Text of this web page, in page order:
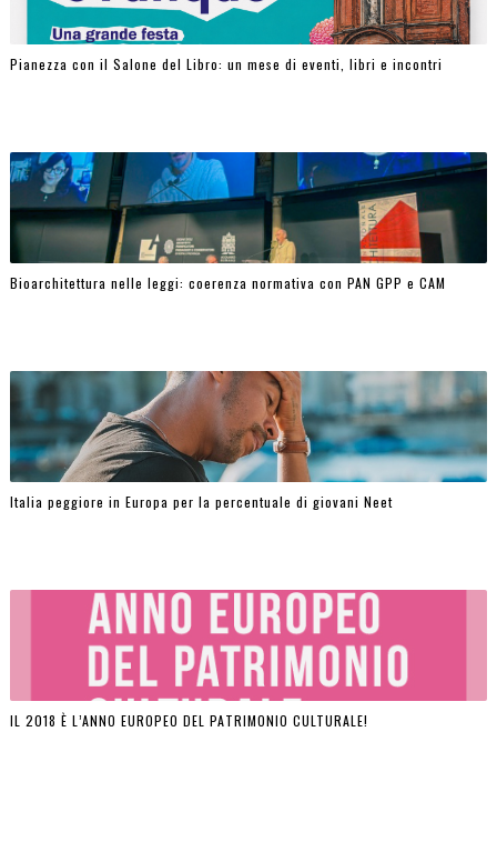
Pianezza con il Salone del Libro: un mese di eventi, libri e incontri
Bioarchitettura nelle leggi: coerenza normativa con PAN GPP e CAM
Italia peggiore in Europa per la percentuale di giovani Neet
IL 2018 È L’ANNO EUROPEO DEL PATRIMONIO CULTURALE!